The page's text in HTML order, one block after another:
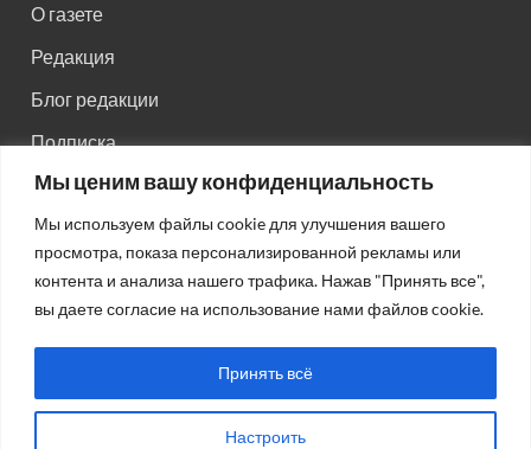
Мы ценим вашу конфиденциальность
Мы используем файлы cookie для улучшения вашего
просмотра, показа персонализированной рекламы или
контента и анализа нашего трафика. Нажав "Принять все",
вы даете согласие на использование нами файлов cookie.
Настроить
Принять всё
О газете
Редакция
Блог редакции
Подписка
Правила поведения на сайте
Реклама
Старый сайт
Старый HTML сайт